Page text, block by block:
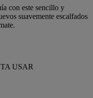
con este sencillo y
suavemente escalfados
USAR